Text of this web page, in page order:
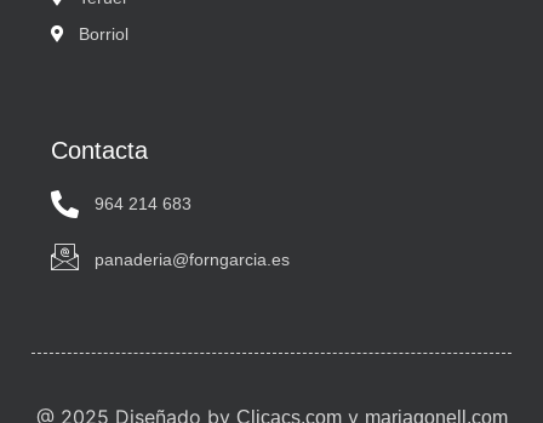
Borriol
Contacta
964 214 683
panaderia@forngarcia.es
@ 2025 Diseñado by Clicacs.comy mariagonell.com